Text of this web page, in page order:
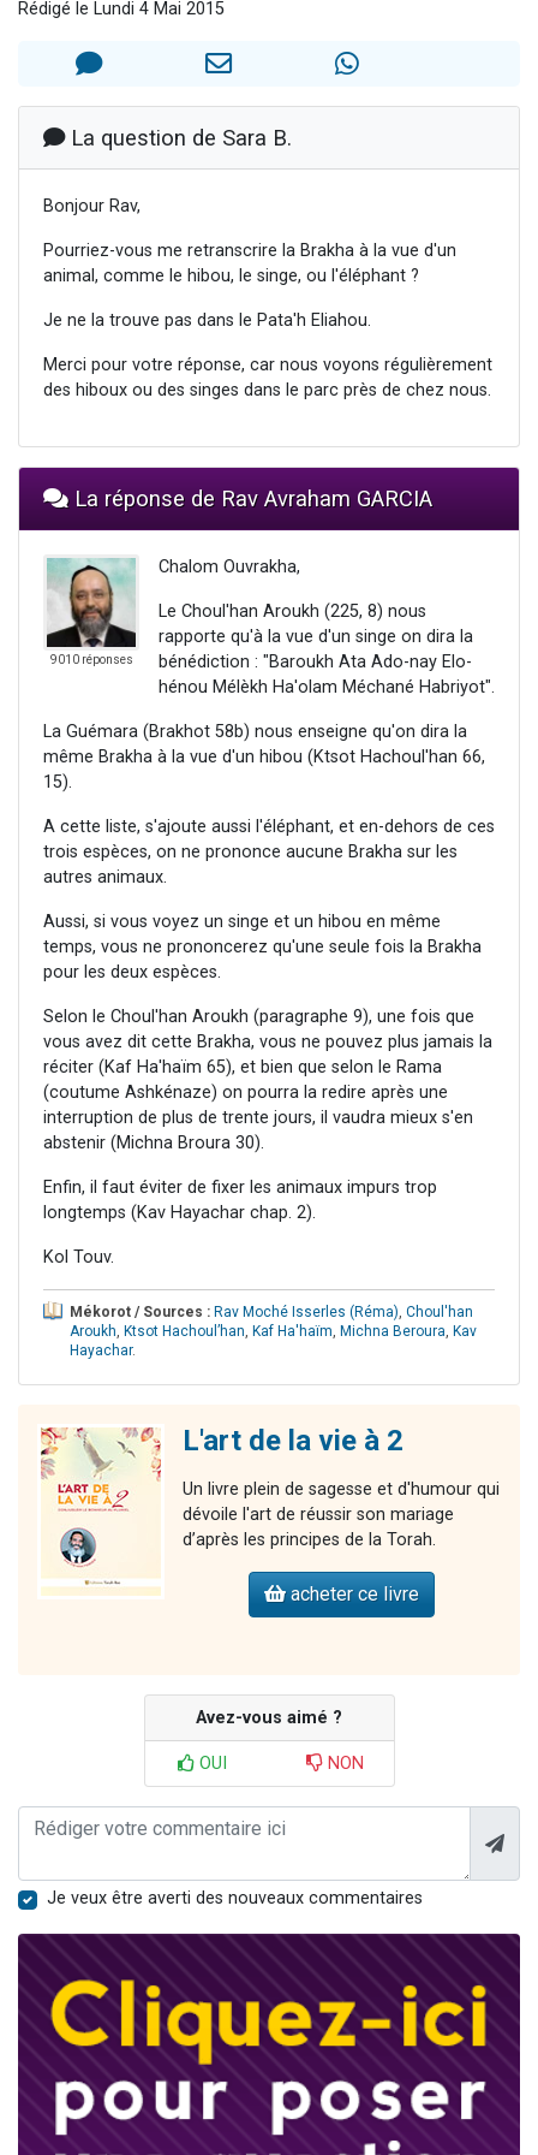
Il reste 49 places pour étudier en groupe sur Zoom
Eva vient de donner son Maasser
Rédigé le Lundi 4 Mai 2015
La question de Sara B.
Bonjour Rav,
Pourriez-vous me retranscrire la Brakha à la vue d'un
animal, comme le hibou, le singe, ou l'éléphant ?
Je ne la trouve pas dans le Pata'h Eliahou.
Merci pour votre réponse, car nous voyons régulièrement
des hiboux ou des singes dans le parc près de chez nous.
La réponse de Rav Avraham GARCIA
9010 réponses
Chalom Ouvrakha,
Le Choul'han Aroukh (225, 8) nous
rapporte qu'à la vue d'un singe on dira la
bénédiction : "Baroukh Ata Ado-nay Elo-
hénou Mélèkh Ha'olam Méchané Habriyot".
La Guémara (Brakhot 58b) nous enseigne qu'on dira la
même Brakha à la vue d'un hibou (Ktsot Hachoul'han 66,
15).
A cette liste, s'ajoute aussi l'éléphant, et en-dehors de ces
trois espèces, on ne prononce aucune Brakha sur les
autres animaux.
Aussi, si vous voyez un singe et un hibou en même
temps, vous ne prononcerez qu'une seule fois la Brakha
pour les deux espèces.
Selon le Choul'han Aroukh (paragraphe 9), une fois que
vous avez dit cette Brakha, vous ne pouvez plus jamais la
réciter (Kaf Ha'haïm 65), et bien que selon le Rama
(coutume Ashkénaze) on pourra la redire après une
interruption de plus de trente jours, il vaudra mieux s'en
abstenir (Michna Broura 30).
Enfin, il faut éviter de fixer les animaux impurs trop
longtemps (Kav Hayachar chap. 2).
Kol Touv.
Mékorot / Sources : Rav Moché Isserles (Réma), Choul'han
Aroukh, Ktsot Hachoul’han, Kaf Ha'haïm, Michna Beroura, Kav
Hayachar.
L'art de la vie à 2
Un livre plein de sagesse et d'humour qui
dévoile l'art de réussir son mariage
d’après les principes de la Torah.
acheter ce livre
Avez-vous aimé ?
OUI NON
Je veux être averti des nouveaux commentaires